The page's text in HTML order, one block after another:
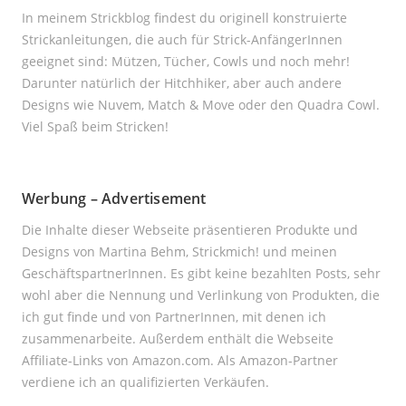
In meinem Strickblog findest du originell konstruierte
Strickanleitungen, die auch für Strick-AnfängerInnen
geeignet sind: Mützen, Tücher, Cowls und noch mehr!
Darunter natürlich der Hitchhiker, aber auch andere
Designs wie Nuvem, Match & Move oder den Quadra Cowl.
Viel Spaß beim Stricken!
Werbung – Advertisement
Die Inhalte dieser Webseite präsentieren Produkte und
Designs von Martina Behm, Strickmich! und meinen
GeschäftspartnerInnen. Es gibt keine bezahlten Posts, sehr
wohl aber die Nennung und Verlinkung von Produkten, die
ich gut finde und von PartnerInnen, mit denen ich
zusammenarbeite. Außerdem enthält die Webseite
Affiliate-Links von Amazon.com. Als Amazon-Partner
verdiene ich an qualifizierten Verkäufen.